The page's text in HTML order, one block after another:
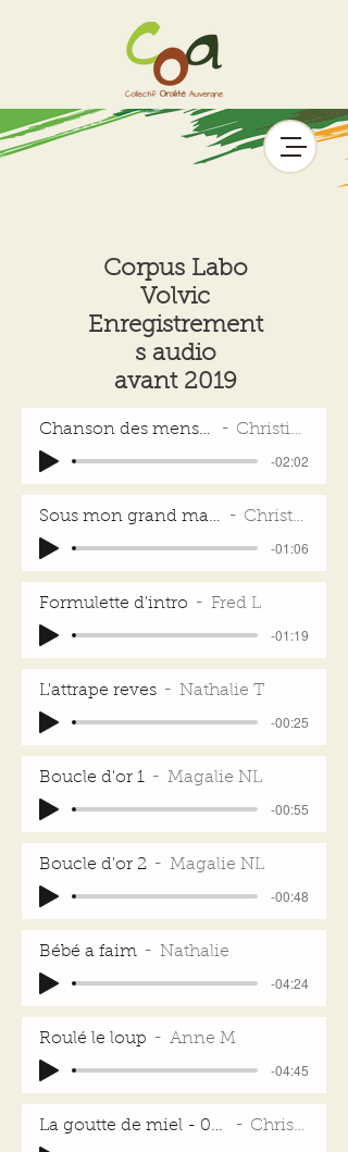
Corpus Labo
Volvic
Enregistrement
s audio
avant 2019
Chanson des mensonges Christine B
-02:02
Sous mon grand marronnier Christine B
-01:06
Formulette d'intro Fred L
-01:19
L'attrape reves Nathalie T
-00:25
Boucle d'or 1 Magalie NL
-00:55
Boucle d'or 2 Magalie NL
-00:48
Bébé a faim Nathalie
-04:24
Roulé le loup Anne M
-04:45
La goutte de miel - 03/12/17 Christian